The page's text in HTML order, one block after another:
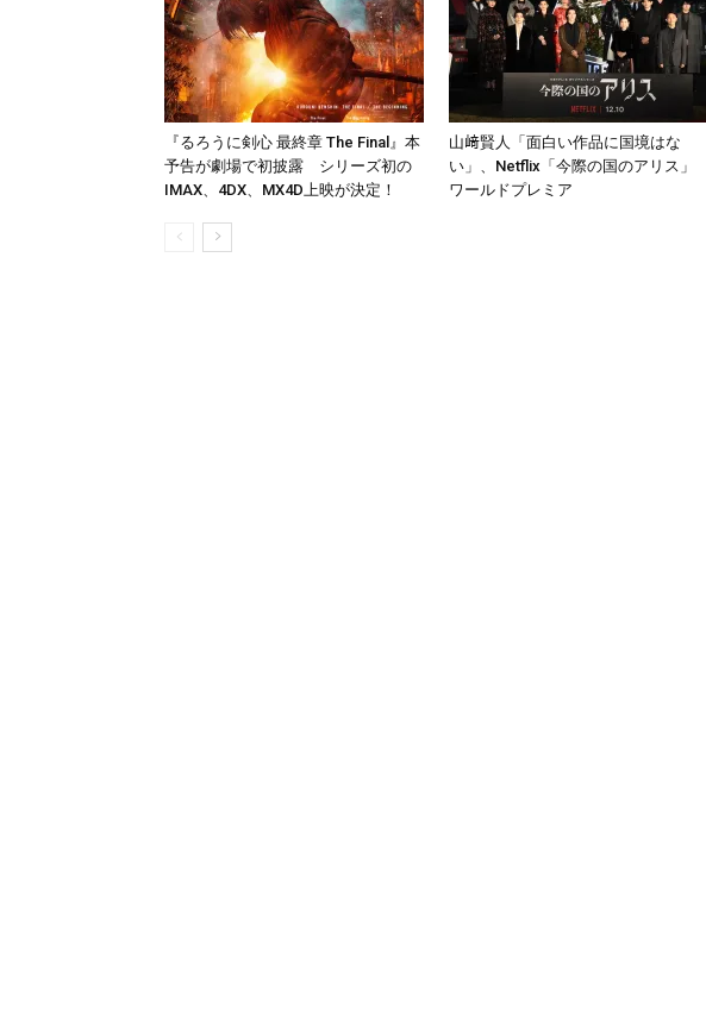
『るろうに剣心 最終章 The Final』本
予告が劇場で初披露 シリーズ初の
IMAX、4DX、MX4D上映が決定！
山﨑賢人「面白い作品に国境はな
い」、Netflix「今際の国のアリス」
ワールドプレミア